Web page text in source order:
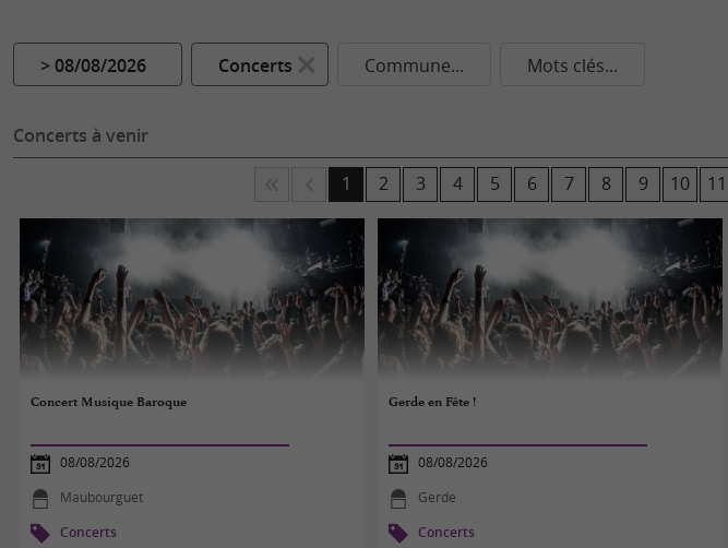
> 08/08/2026 Concerts Commune... Mots clés...
Concerts à venir
1 2 3 4 5 6 7 8 9 10 11
Concert Musique Baroque
08/08/2026
Maubourguet
Concerts
Gerde en Fête !
08/08/2026
Gerde
Concerts